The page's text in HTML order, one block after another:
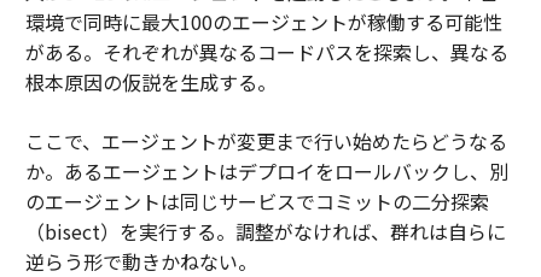
環境で同時に最大100のエージェントが稼働する可能性
がある。それぞれが異なるコードパスを探索し、異なる
根本原因の仮説を生成する。
ここで、エージェントが変更まで行い始めたらどうなる
か。あるエージェントはデプロイをロールバックし、別
のエージェントは同じサービスでコミットの二分探索
（bisect）を実行する。調整がなければ、群れは自らに
逆らう形で動きかねない。